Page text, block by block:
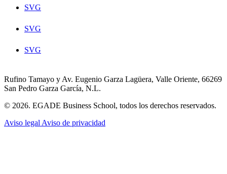
SVG
SVG
SVG
Rufino Tamayo y Av. Eugenio Garza Lagüera, Valle Oriente, 66269
San Pedro Garza García, N.L.
© 2026. EGADE Business School, todos los derechos reservados.
Aviso legal Aviso de privacidad